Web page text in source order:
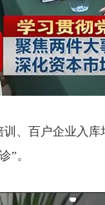
、百户企业入
”。